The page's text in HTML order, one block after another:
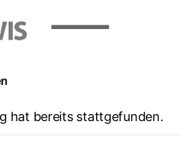
hat bereits stattgefunden.